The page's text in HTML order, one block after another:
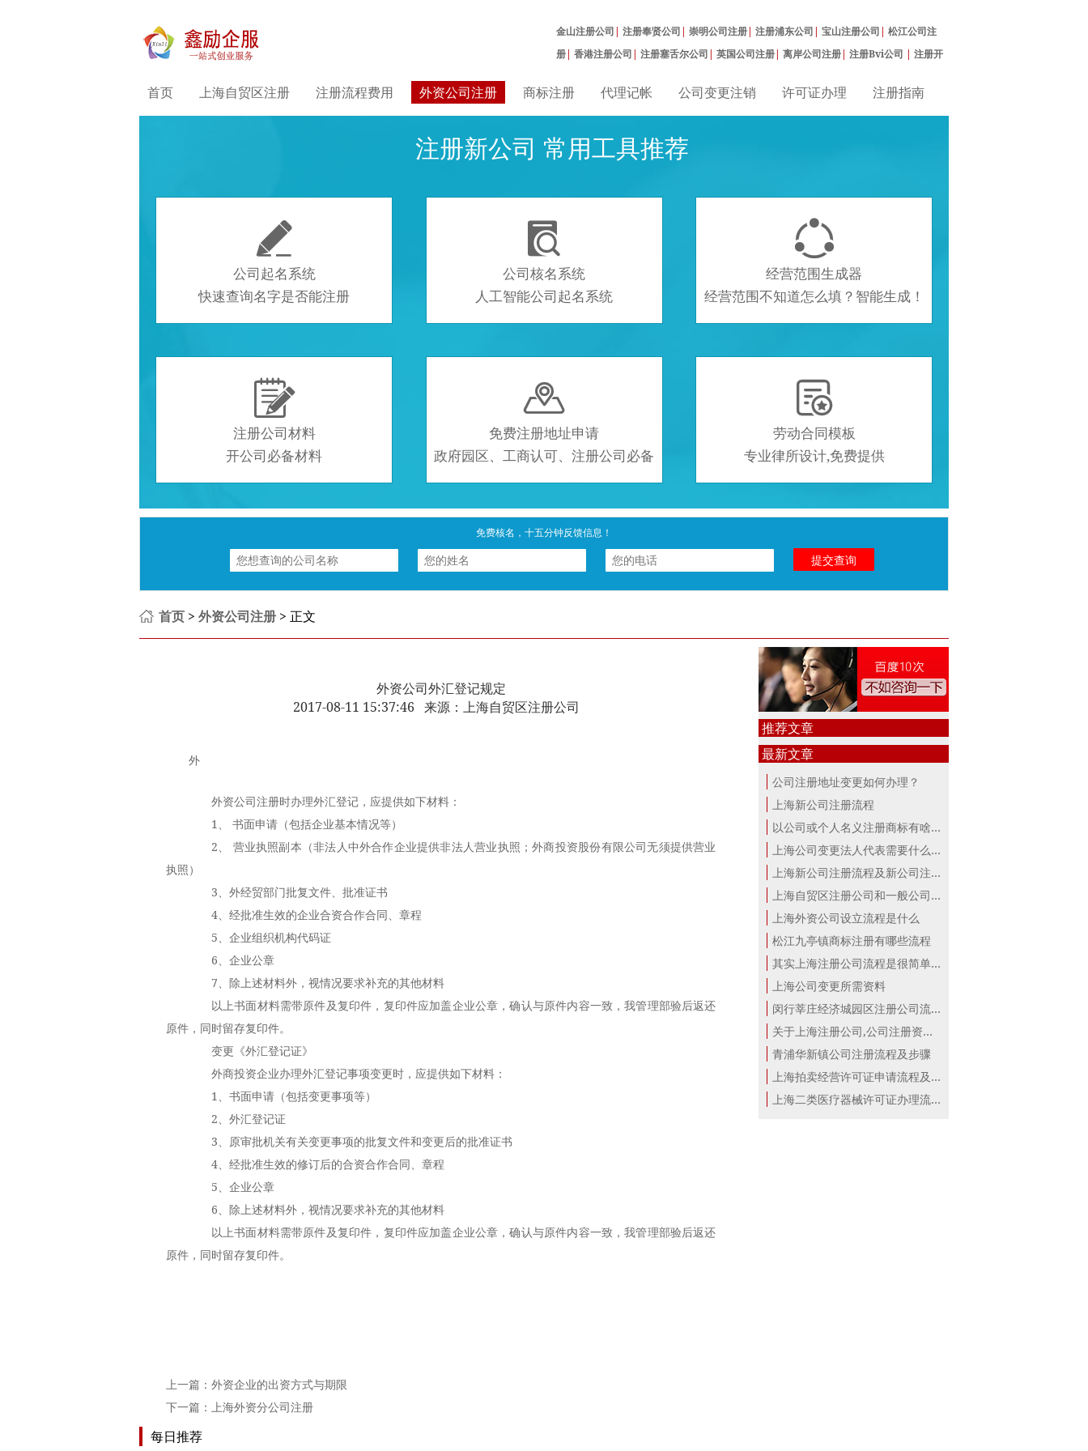
金山注册公司 | 注册奉贤公司 | 崇明公司注册| 注册浦东公司 | 宝山注册公司 | 松江公司注
册| 香港注册公司 | 注册塞舌尔公司 | 英国公司注册| 离岸公司注册| 注册Bvi公司 | 注册开
首页 上海自贸区注册 注册流程费用 外资公司注册 商标注册 代理记帐 公司变更注销 许可证办理 注册指南
注册新公司 常用工具推荐

公司起名系统
快速查询名字是否能注册

公司核名系统
人工智能公司起名系统

经营范围生成器
经营范围不知道怎么填？智能生成！

注册公司材料
开公司必备材料

免费注册地址申请
政府园区、工商认可、注册公司必备

劳动合同模板
专业律所设计,免费提供
免费核名，十五分钟反馈信息！
首页 > 外资公司注册 > 正文
外资公司外汇登记规定
2017-08-11 15:37:46 来源：上海自贸区注册公司
外
外资公司注册时办理外汇登记，应提供如下材料：
1、 书面申请（包括企业基本情况等）
2、 营业执照副本（非法人中外合作企业提供非法人营业执照；外商投资股份有限公司无须提供营业
执照）
3、外经贸部门批复文件、批准证书
4、经批准生效的企业合资合作合同、章程
5、企业组织机构代码证
6、企业公章
7、除上述材料外，视情况要求补充的其他材料
以上书面材料需带原件及复印件，复印件应加盖企业公章，确认与原件内容一致，我管理部验后返还
原件，同时留存复印件。
变更《外汇登记证》
外商投资企业办理外汇登记事项变更时，应提供如下材料：
1、书面申请（包括变更事项等）
2、外汇登记证
3、原审批机关有关变更事项的批复文件和变更后的批准证书
4、经批准生效的修订后的合资合作合同、章程
5、企业公章
6、除上述材料外，视情况要求补充的其他材料
以上书面材料需带原件及复印件，复印件应加盖企业公章，确认与原件内容一致，我管理部验后返还
原件，同时留存复印件。
上一篇： 外资企业的出资方式与期限
下一篇： 上海外资分公司注册
每日推荐
推荐文章
最新文章
公司注册地址变更如何办理？
上海新公司注册流程
以公司或个人名义注册商标有啥区别？...
上海公司变更法人代表需要什么手续
上海新公司注册流程及新公司注册费用
上海自贸区注册公司和一般公司注册有...
上海外资公司设立流程是什么
松江九亭镇商标注册有哪些流程
其实上海注册公司流程是很简单的！
上海公司变更所需资料
闵行莘庄经济城园区注册公司流程
关于上海注册公司,公司注册资本详解！
青浦华新镇公司注册流程及步骤
上海拍卖经营许可证申请流程及材料
上海二类医疗器械许可证办理流程